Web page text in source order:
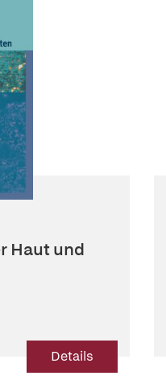
Haut und
Details